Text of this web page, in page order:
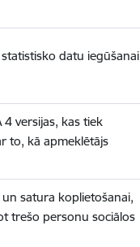
datu iegūšanai
versijas, kas tiek
to, kā apmeklētājs
satura koplietošanai,
trešo personu sociālos